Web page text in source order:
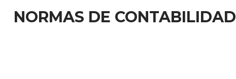
NORMAS DE CONTABILIDAD